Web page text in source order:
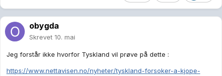
obygda
Skrevet 10. mai
Jeg forstår ikke hvorfor Tyskland vil prøve på dette :
https://www.nettavisen.no/nyheter/tyskland-forsoker-a-kjope-